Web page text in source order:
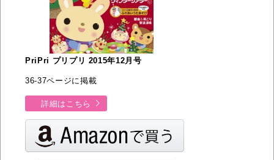
PriPri プリプリ 2015年12月号
36-37ページに掲載
詳細はこちら